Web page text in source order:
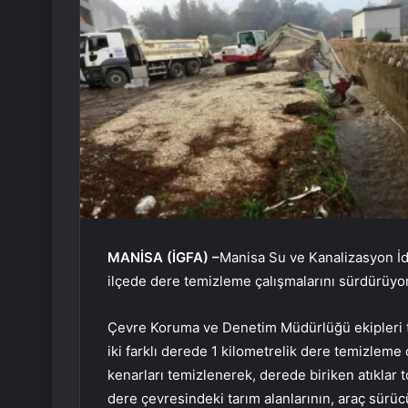
MANİSA (İGFA) –Manisa Su ve Kanalizasyon
ilçede dere temizleme çalışmalarını
Çevre Koruma ve Denetim Müdürlüğü ekipleri
iki farklı derede 1 kilometrelik dere temizleme
kenarları temizlenerek, derede biriken atıklar
dere çevresindeki tarım alanlarının, araç